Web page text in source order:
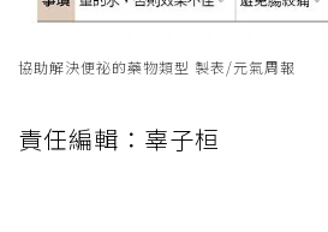
協助解決便祕的藥物類型 製表/元氣周報
責任編輯：辜子桓